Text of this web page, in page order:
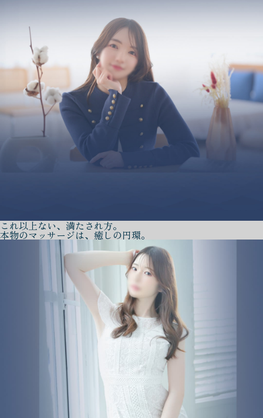
これ以上ない、満たされ方。
本物のマッサージは、癒しの円環。